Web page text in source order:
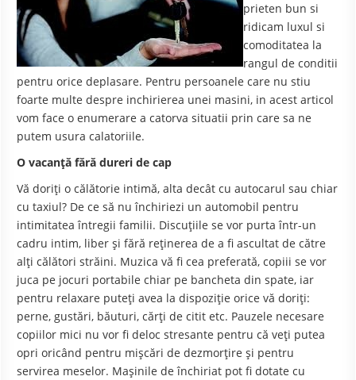
prieten bun si
ridicam luxul si
comoditatea la
rangul de conditii
pentru orice deplasare. Pentru persoanele care nu stiu
foarte multe despre inchirierea unei masini, in acest articol
vom face o enumerare a catorva situatii prin care sa ne
putem usura calatoriile.
O vacanţă fără dureri de cap
Vă doriţi o călătorie intimă, alta decât cu autocarul sau chiar
cu taxiul? De ce să nu închiriezi un automobil pentru
intimitatea întregii familii. Discuţiile se vor purta într-un
cadru intim, liber şi fără reţinerea de a fi ascultat de către
alţi călători străini. Muzica vă fi cea preferată, copiii se vor
juca pe jocuri portabile chiar pe bancheta din spate, iar
pentru relaxare puteţi avea la dispoziţie orice vă doriţi:
perne, gustări, băuturi, cărţi de citit etc. Pauzele necesare
copiilor mici nu vor fi deloc stresante pentru că veţi putea
opri oricând pentru mişcări de dezmorţire şi pentru
servirea meselor. Maşinile de închiriat pot fi dotate cu